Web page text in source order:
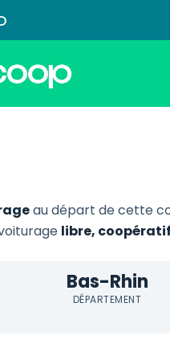
au départ de cette
libre,
Bas-Rhin
DÉPARTEMENT